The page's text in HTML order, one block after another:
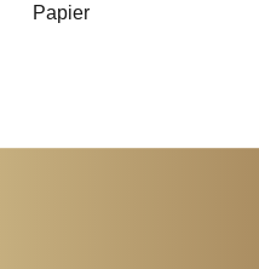
Papier